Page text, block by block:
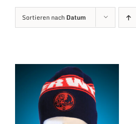
Sortieren nach Datum